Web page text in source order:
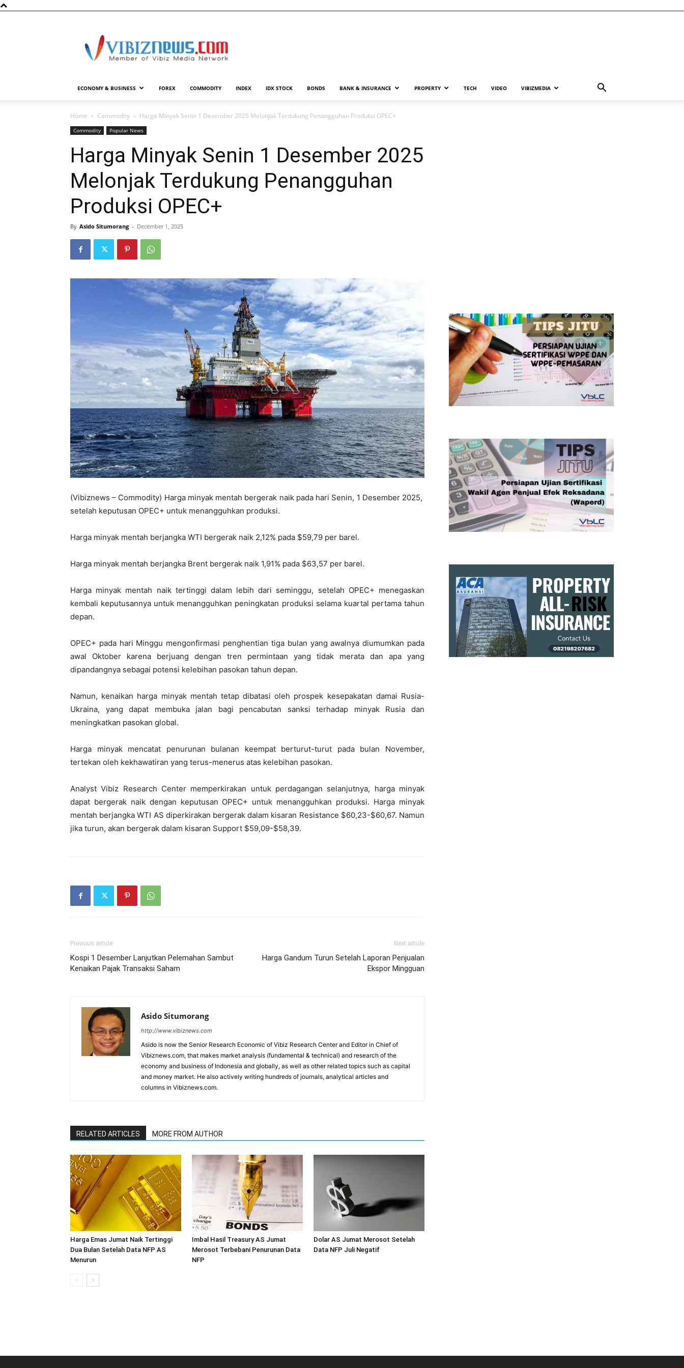
ECONOMY & BUSINESS FOREX COMMODITY INDEX IDX STOCK BONDS BANK & INSURANCE PROPERTY TECH VIDEO VIBIZMEDIA
Home Commodity Harga Minyak Senin 1 Desember 2025 Melonjak Terdukung Penangguhan Produksi OPEC+
Commodity Popular News
Harga Minyak Senin 1 Desember 2025
Melonjak Terdukung Penangguhan
Produksi OPEC+
By Asido Situmorang - December 1, 2025
(Vibiznews – Commodity) Harga minyak mentah bergerak naik pada hari Senin, 1 Desember 2025,
setelah keputusan OPEC+ untuk menangguhkan produksi.
Harga minyak mentah berjangka WTI bergerak naik 2,12% pada $59,79 per barel.
Harga minyak mentah berjangka Brent bergerak naik 1,91% pada $63,57 per barel.
Harga minyak mentah naik tertinggi dalam lebih dari seminggu, setelah OPEC+ menegaskan
kembali keputusannya untuk menangguhkan peningkatan produksi selama kuartal pertama tahun
depan.
OPEC+ pada hari Minggu mengonfirmasi penghentian tiga bulan yang awalnya diumumkan pada
awal Oktober karena berjuang dengan tren permintaan yang tidak merata dan apa yang
dipandangnya sebagai potensi kelebihan pasokan tahun depan.
Namun, kenaikan harga minyak mentah tetap dibatasi oleh prospek kesepakatan damai Rusia-
Ukraina, yang dapat membuka jalan bagi pencabutan sanksi terhadap minyak Rusia dan
meningkatkan pasokan global.
Harga minyak mencatat penurunan bulanan keempat berturut-turut pada bulan November,
tertekan oleh kekhawatiran yang terus-menerus atas kelebihan pasokan.
Analyst Vibiz Research Center memperkirakan untuk perdagangan selanjutnya, harga minyak
dapat bergerak naik dengan keputusan OPEC+ untuk menangguhkan produksi. Harga minyak
mentah berjangka WTI AS diperkirakan bergerak dalam kisaran Resistance $60,23-$60,67. Namun
jika turun, akan bergerak dalam kisaran Support $59,09-$58,39.
Previous article
Kospi 1 Desember Lanjutkan Pelemahan Sambut
Kenaikan Pajak Transaksi Saham
Next article
Harga Gandum Turun Setelah Laporan Penjualan
Ekspor Mingguan
Asido Situmorang
http://www.vibiznews.com
Asido is now the Senior Research Economic of Vibiz Research Center and Editor in Chief of
Vibiznews.com, that makes market analysis (fundamental & technical) and research of the
economy and business of Indonesia and globally, as well as other related topics such as capital
and money market. He also actively writing hundreds of journals, analytical articles and
columns in Vibiznews.com.
RELATED ARTICLES MORE FROM AUTHOR
Harga Emas Jumat Naik Tertinggi
Dua Bulan Setelah Data NFP AS
Menurun
Imbal Hasil Treasury AS Jumat
Merosot Terbebani Penurunan Data
NFP
Dolar AS Jumat Merosot Setelah
Data NFP Juli Negatif